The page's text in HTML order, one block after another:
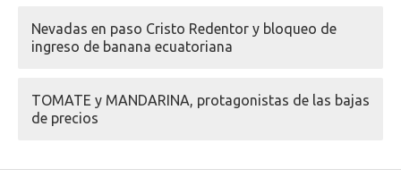
Nevadas en paso Cristo Redentor y bloqueo de
ingreso de banana ecuatoriana
TOMATE y MANDARINA, protagonistas de las bajas
de precios